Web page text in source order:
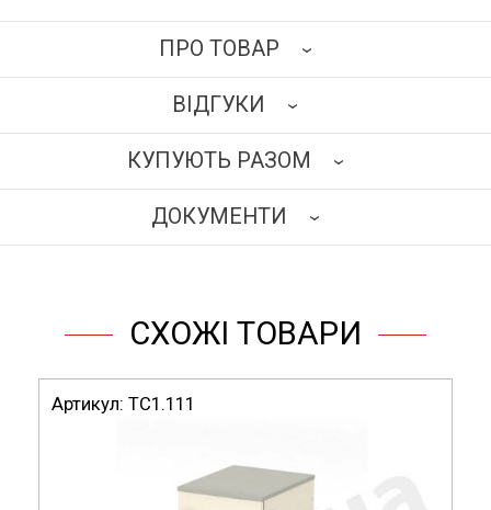
ПРО ТОВАР
Каркас виготовлений із травмобезпечного
алюмінієвого сплаву перетином 25х25 мм.
Наповнення: ламінована деревинно-стружкова плита
кромкою ПВХ 2 мм.
Тумба обладнана 2-ма висувними ящиками і 2-ма
дверцятами з регульованою полицею усередині
(направляючі повного висування). На верхні ящики
встановлені замки.
Розміри (ДхГхВ), мм: 900x500x700.
ВІДГУКИ
НАПИСАТИ ВІДГУК
КУПУЮТЬ РАЗОМ
ДОКУМЕНТИ
СХОЖІ ТОВАРИ
Артикул:ТС1.111